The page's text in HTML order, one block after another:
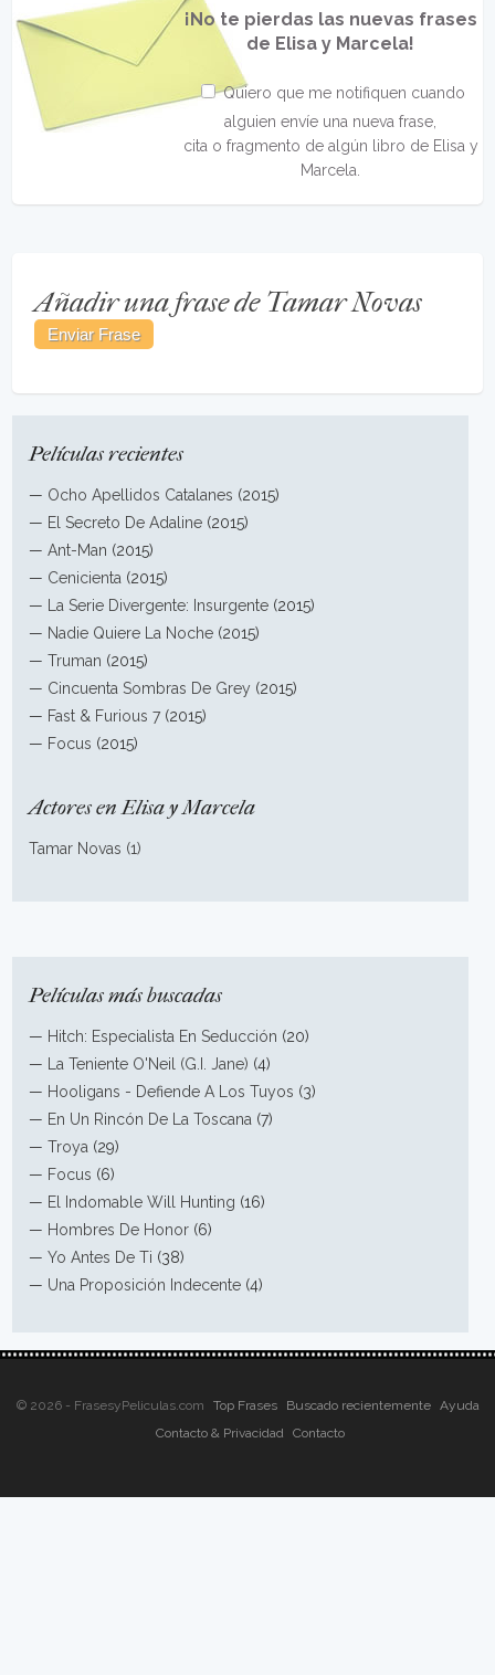
¡No te pierdas las nuevas frases
de Elisa y Marcela!
Quiero que me notifiquen cuando
alguien envíe una nueva frase,
cita o fragmento de algún libro de Elisa y
Marcela.
Añadir una frase de Tamar Novas
Películas recientes
— Ocho Apellidos Catalanes (2015)
— El Secreto De Adaline (2015)
—Ant-Man (2015)
— Cenicienta (2015)
—
La Serie Divergente: Insurgente (2015)
— Nadie Quiere La Noche (2015)
—Truman (2015)
— Cincuenta Sombras De Grey (2015)
— Fast & Furious 7 (2015)
— Focus (2015)
Actores en Elisa y Marcela
Tamar Novas (1)
Películas más buscadas
— Hitch: Especialista En Seducción (20)
—
La Teniente O'Neil (G.I. Jane) (4)
— Hooligans - Defiende A Los Tuyos (3)
— En Un Rincón De La Toscana (7)
—Troya (29)
— Focus (6)
— El Indomable Will Hunting (16)
— Hombres De Honor (6)
—Yo Antes De Ti (38)
— Una Proposición Indecente (4)
© 2026 - FrasesyPeliculas.com Top Frases Buscado recientemente
Ayuda
Contacto & Privacidad
Contacto